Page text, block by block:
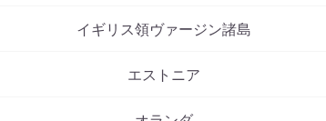
イギリス領ヴァージン諸島
エストニア